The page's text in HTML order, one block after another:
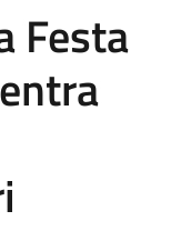
Festa